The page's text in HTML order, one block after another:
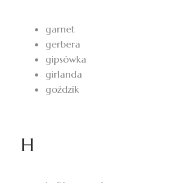
garnet
gerbera
gipsówka
girlanda
goździk
H